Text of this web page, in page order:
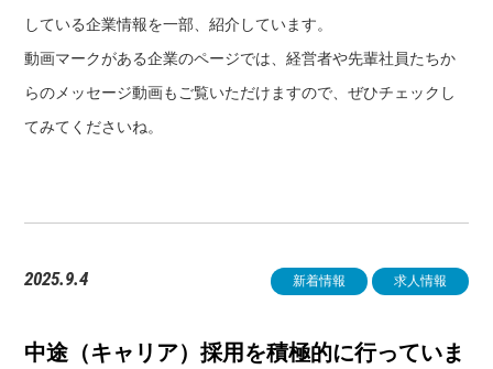
している企業情報を一部、紹介しています。
動画マークがある企業のページでは、経営者や先輩社員たちか
らのメッセージ動画もご覧いただけますので、ぜひチェックし
てみてくださいね。
新着情報 求人情報
2025.9.4
中途（キャリア）採用を積極的に行っていま